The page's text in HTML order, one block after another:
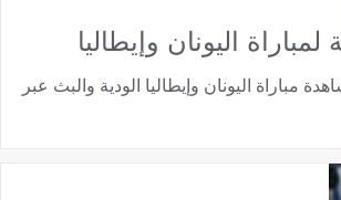
لمباراة اليونان وإيطاليا
مباراة اليونان وإيطاليا الودية والبث عبر